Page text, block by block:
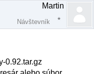
Martin
Návštevník
0.92.tar.gz